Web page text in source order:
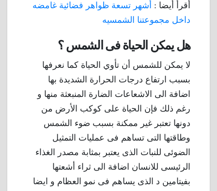
أقرأ أيضا : أشهر تسعة ظواهر فضائية غامضه
داخل مجموعتنا الشمسيه
هل يمكن الحياة فى الشمس ؟
لا يمكن للشمس أن تأوي الحياة كما نعرفها
بسبب ارتفاع درجات الحرارة الشديدة بها
اضافة الى الاشعاعات الضارة المنبعثة منها و
رغم ذلك فإن الحياة على كوكب الأرض من
دونها تعتبر غير ممكنة بسبب ضوء الشمس
وطاقتها التى تساهم فى عمليات التمثيل
الضوئى للنبات الذى يعتبر بمثابة مصدر الغذاء
الرئيسى للانسان اضافة الى ثراء أشعتها
بفيتامين د الذى يساهم فى نمو العظام و ايضا